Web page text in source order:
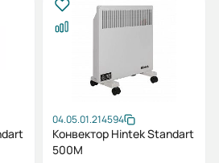
04.05.01.214594
Конвектор Hintek Standart
500M